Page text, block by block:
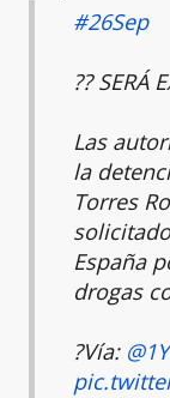
#26Sep
?? SERÁ
Las
la
Torres
España
drogas
?Vía: